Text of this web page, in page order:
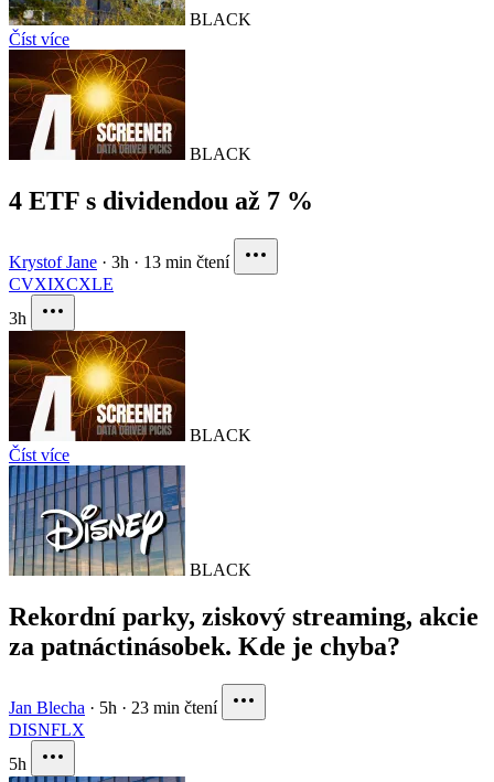
BLACK
Číst více
BLACK
4 ETF s dividendou až 7 %
Krystof Jane · 3h · 13 min čtení
CVXIXCXLE
3h
BLACK
Číst více
BLACK
Rekordní parky, ziskový streaming, akcie
za patnáctinásobek. Kde je chyba?
Jan Blecha · 5h · 23 min čtení
DISNFLX
5h